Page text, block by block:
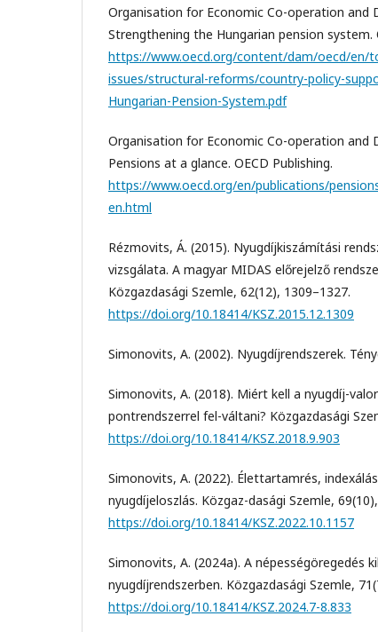
Organisation for Economic Co-operation and
Strengthening the Hungarian pension system.
https://www.oecd.org/content/dam/oecd/en/
issues/structural-reforms/country-policy-
Hungarian-Pension-System.pdf
Organisation for Economic Co-operation and
Pensions at a glance. OECD Publishing.
https://www.oecd.org/en/publications/
en.html
Rézmovits, Á. (2015). Nyugdíjkiszámítási
vizsgálata. A magyar MIDAS előrejelző
Közgazdasági Szemle, 62(12), 1309–1327.
https://doi.org/10.18414/KSZ.2015.12.1309
Simonovits, A. (2002). Nyugdíjrendszerek.
Simonovits, A. (2018). Miért kell a nyugdíj-
pontrendszerrel fel-váltani? Közgazdasági
https://doi.org/10.18414/KSZ.2018.9.903
Simonovits, A. (2022). Élettartamrés,
nyugdíjeloszlás. Közgaz-dasági Szemle,
https://doi.org/10.18414/KSZ.2022.10.1157
Simonovits, A. (2024a). A népességöregedés
nyugdíjrendszerben. Közgazdasági Szemle,
https://doi.org/10.18414/KSZ.2024.7-8.833